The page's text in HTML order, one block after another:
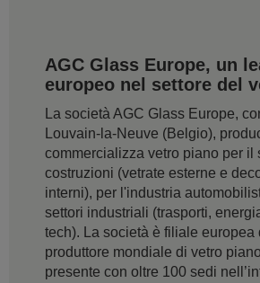
AGC Glass Europe, un
europeo nel settore del
La società AGC Glass Europe,
Louvain-la-Neuve (Belgio),
commercializza vetro piano per il
costruzioni (vetrate esterne e
interni), per l'industria
settori industriali (trasporti,
tech). La società è filiale europea
produttore mondiale di vetro
presente con oltre 100 sedi